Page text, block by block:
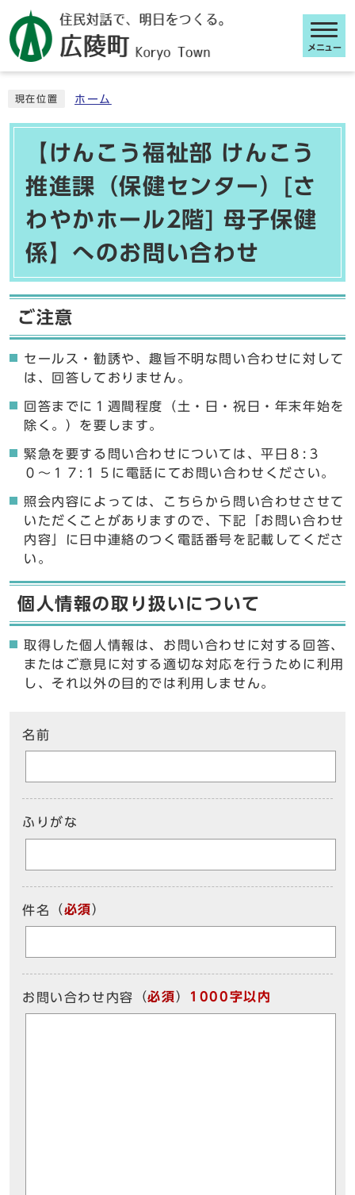
メニュー
現在位置 ホーム
【けんこう福祉部 けんこう
推進課（保健センター）[さ
わやかホール2階] 母子保健
係】へのお問い合わせ
ご注意
セールス・勧誘や、趣旨不明な問い合わせに対して
は、回答しておりません。
回答までに１週間程度（土・日・祝日・年末年始を
除く。）を要します。
緊急を要する問い合わせについては、平日８:３
０〜１７:１５に電話にてお問い合わせください。
照会内容によっては、こちらから問い合わせさせて
いただくことがありますので、下記「お問い合わせ
内容」に日中連絡のつく電話番号を記載してくださ
い。
個人情報の取り扱いについて
取得した個人情報は、お問い合わせに対する回答、
またはご意見に対する適切な対応を行うために利用
し、それ以外の目的では利用しません。
名前
ふりがな
件名 （必須）
お問い合わせ内容 （必須） 1000字以内